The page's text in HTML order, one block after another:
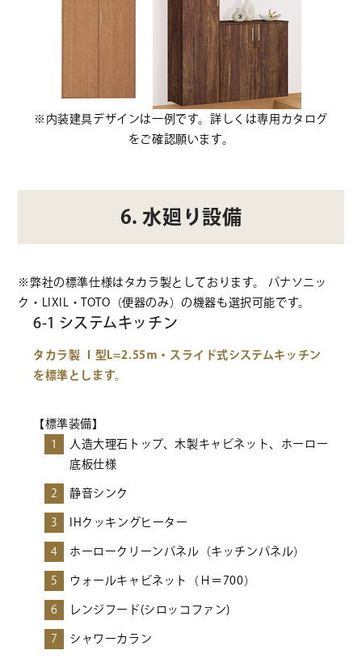
※内装建具デザインは一例です。詳しくは専用カタログ
をご確認願います。
6. 水廻り設備
※弊社の標準仕様はタカラ製としております。 パナソニッ
ク・LIXIL・TOTO（便器のみ）の機器も選択可能です。
6-1 システムキッチン
タカラ製 Ｉ型L=2.55ｍ・スライド式システムキッチン
を標準とします。
【標準装備】
1
人造大理石トップ、木製キャビネット、ホーロー
底板仕様
2 静音シンク
3 IHクッキングヒーター
4 ホーロークリーンパネル（キッチンパネル）
5 ウォールキャビネット（Ｈ＝700）
6 レンジフード(シロッコファン)
7 シャワーカラン